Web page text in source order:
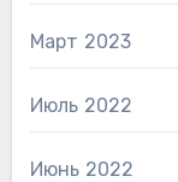
Март 2023
Июль 2022
Июнь 2022